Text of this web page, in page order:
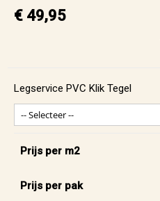
€ 49,95
Legservice PVC Klik Tegel
Prijs per m2
Prijs per pak